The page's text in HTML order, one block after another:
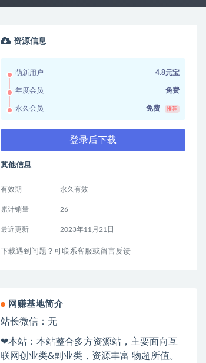
资源信息
萌新用户 4.8元宝
年度会员 免费
永久会员 免费 推荐
登录后下载
其他信息
有效期 永久有效
累计销量 26
最近更新 2023年11月21日
下载遇到问题？可联系客服或留言反馈
网赚基地简介
站长微信：无
❤本站：本站整合多方资源站，主要面向互
联网创业类&副业类，资源丰富 物超所值。